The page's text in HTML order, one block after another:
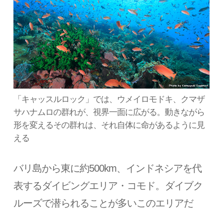
「キャッスルロック」では、ウメイロモドキ、クマザ
サハナムロの群れが、視界一面に広がる。動きながら
形を変えるその群れは、それ自体に命があるように見
える
バリ島から東に約500km、インドネシアを代
表するダイビングエリア・コモド。ダイブク
ルーズで潜られることが多いこのエリアだ